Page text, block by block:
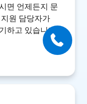
면 언제든지 문
원 담당자가
하고 있습니다.